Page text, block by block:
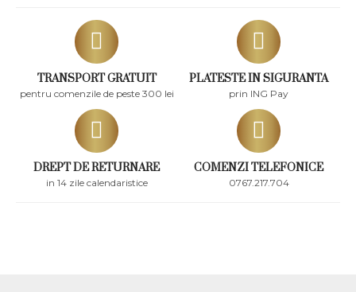
TRANSPORT GRATUIT
pentru comenzile de peste 300 lei
PLATESTE IN SIGURANTA
prin ING Pay
DREPT DE RETURNARE
in 14 zile calendaristice
COMENZI TELEFONICE
0767.217.704